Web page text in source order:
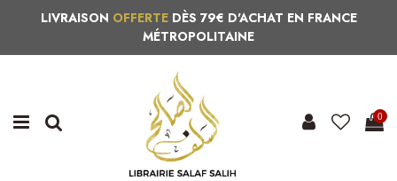
LIVRAISON OFFERTEDÈS 79€ D'ACHAT EN FRANCE
MÉTROPOLITAINE
0